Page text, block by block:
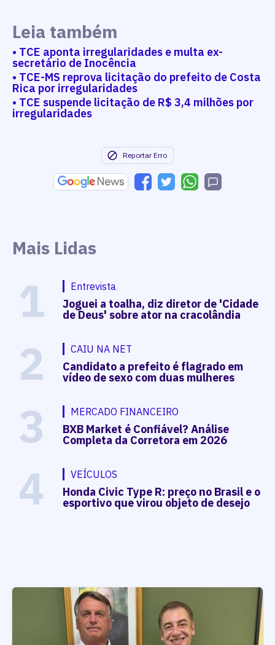
Leia também
• TCE aponta irregularidades e multa ex-
secretário de Inocência
• TCE-MS reprova licitação do prefeito de Costa
Rica por irregularidades
• TCE suspende licitação de R$ 3,4 milhões por
irregularidades
Reportar Erro
Mais Lidas
1 Entrevista
Joguei a toalha, diz diretor de 'Cidade
de Deus' sobre ator na cracolândia
2 CAIU NA NET
Candidato a prefeito é flagrado em
vídeo de sexo com duas mulheres
3 MERCADO FINANCEIRO
BXB Market é Confiável? Análise
Completa da Corretora em 2026
4 VEÍCULOS
Honda Civic Type R: preço no Brasil e o
esportivo que virou objeto de desejo